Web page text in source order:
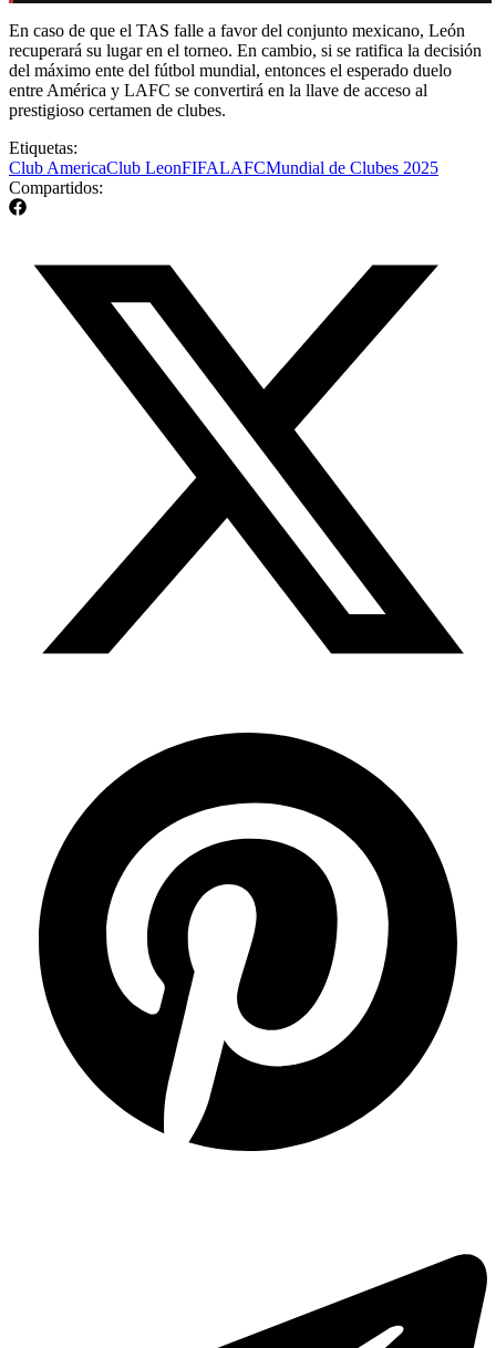
En caso de que el TAS falle a favor del conjunto mexicano, León
recuperará su lugar en el torneo. En cambio, si se ratifica la decisión
del máximo ente del fútbol mundial, entonces el esperado duelo
entre América y LAFC se convertirá en la llave de acceso al
prestigioso certamen de clubes.
Etiquetas:
Club AmericaClub LeonFIFALAFCMundial de Clubes 2025
Compartidos: